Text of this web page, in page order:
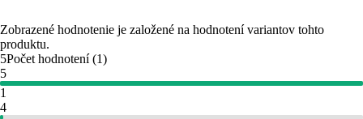
Zobrazené hodnotenie je založené na hodnotení variantov tohto
produktu.
5Počet hodnotení(1)
5
1
4